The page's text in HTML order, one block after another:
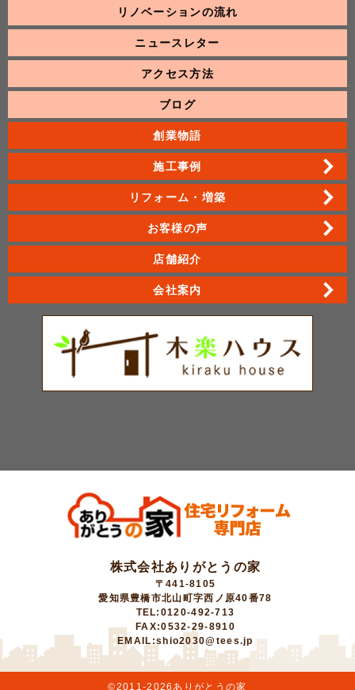
リノベーションの流れ
ニュースレター
アクセス方法
ブログ
創業物語
施工事例
リフォーム・増築
お客様の声
店舗紹介
会社案内
株式会社ありがとうの家
〒441-8105
愛知県豊橋市北山町字西ノ原40番78
TEL:0120-492-713
FAX:0532-29-8910
EMAIL:shio2030@tees.jp
©2011-2026ありがとうの家